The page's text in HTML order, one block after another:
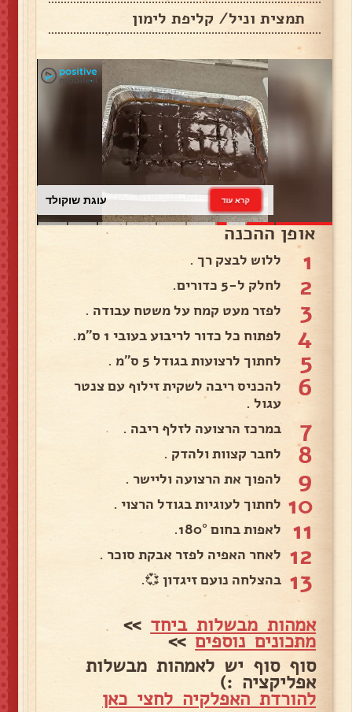
תמצית וניל/ קליפת לימון
עוגת שוקולד קרא עוד
אופן ההכנה
1 ללוש לבצק רך .
2 לחלק ל-5 כדורים.
3 לפזר מעט קמח על משטח עבודה .
4 לפתוח כל כדור לריבוע בעובי 1 ס"מ.
5 לחתוך לרצועות בגודל 5 ס"מ .
6
להכניס ריבה לשקית זילוף עם צנטר
עגול .
7 במרכז הרצועה לזלף ריבה .
8 לחבר קצוות ולהדק .
9 להפוך את הרצועה וליישר .
10 לחתוך לעוגיות בגודל הרצוי .
11 לאפות בחום 180°.
12 לאחר האפיה לפזר אבקת סוכר .
13 בהצלחה נועם זיגדון 💞.
אמהות מבשלות ביחד >>
מתכונים נוספים>>
סוף סוף יש לאמהות מבשלות
אפליקציה :)
להורדת האפלקיה לחצי כאן